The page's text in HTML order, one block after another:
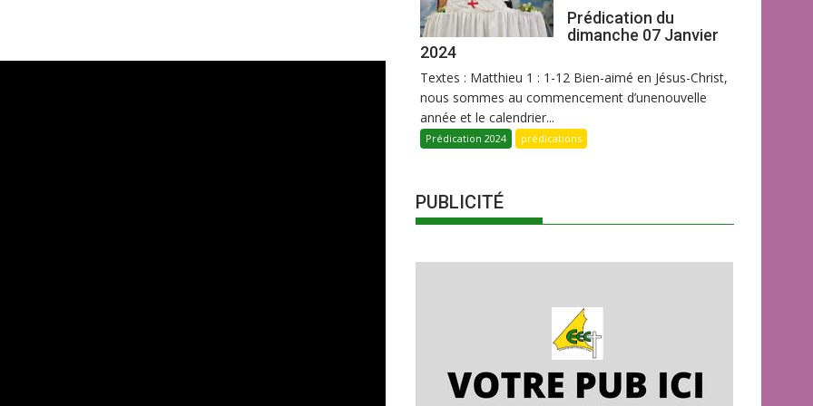
Prédication du
dimanche 07 Janvier
2024
Textes : Matthieu 1 : 1-12 Bien-aimé en Jésus-Christ,
nous sommes au commencement d’unenouvelle
année et le calendrier...
Prédication 2024 prédications
PUBLICITÉ